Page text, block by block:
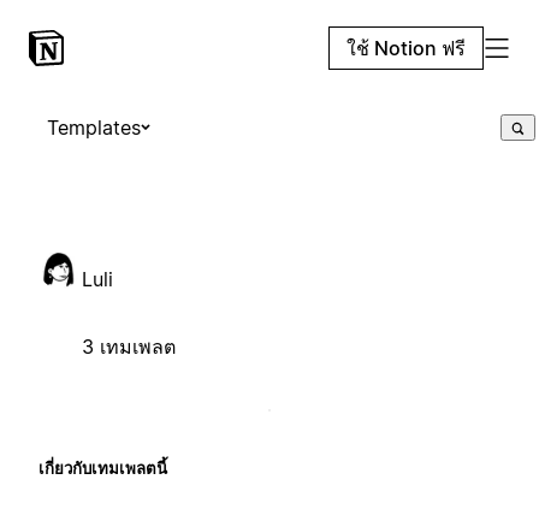
ใช้ Notion ฟรี
Templates
Luli
3 เทมเพลต
เกี่ยวกับเทมเพลตนี้